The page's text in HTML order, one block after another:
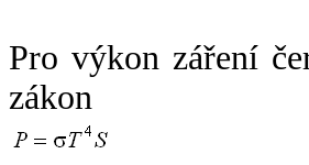
Pro výkon záření
zákon